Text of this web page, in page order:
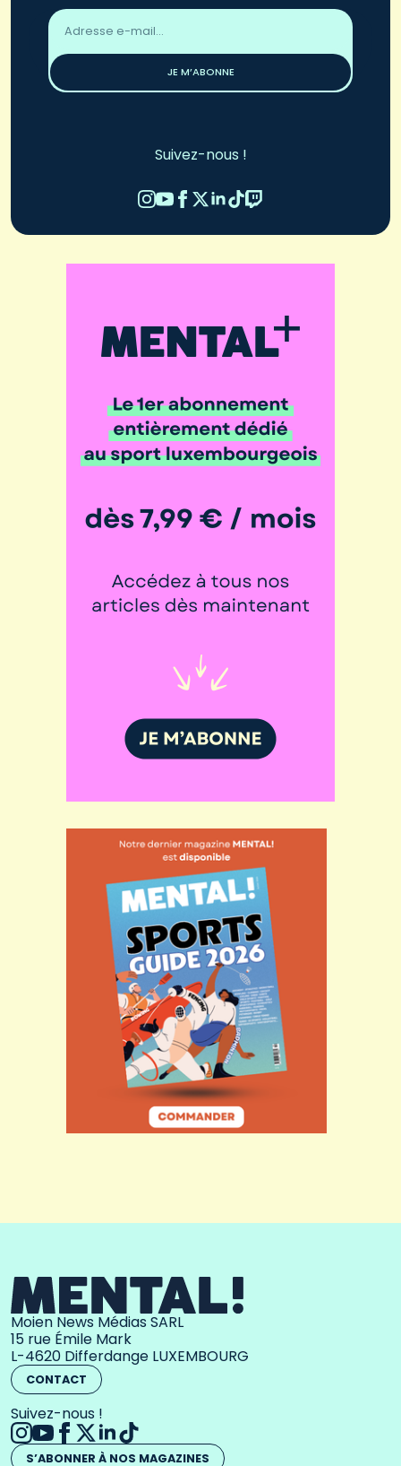
Adresse
email
JE M’ABONNE
Suivez-nous !
Moien News Médias SARL
15 rue Émile Mark
L-4620 Differdange LUXEMBOURG
CONTACT
Suivez-nous !
S’ABONNER À NOS MAGAZINES